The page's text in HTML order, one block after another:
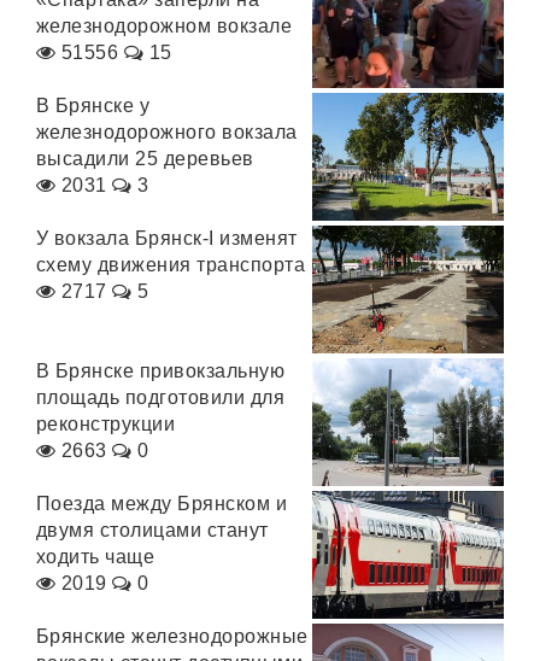
железнодорожном вокзале
51556
15
В Брянске у
железнодорожного вокзала
высадили 25 деревьев
2031
3
У вокзала Брянск-I изменят
схему движения транспорта
2717
5
В Брянске привокзальную
площадь подготовили для
реконструкции
2663
0
Поезда между Брянском и
двумя столицами станут
ходить чаще
2019
0
Брянские железнодорожные